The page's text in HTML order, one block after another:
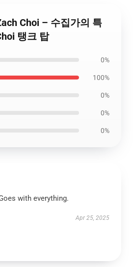
Choi – 수집가의 특
탱크 탑
0%
100%
0%
0%
0%
with everything.
Apr 25, 2025